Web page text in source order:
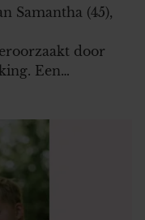
Samantha (45),
door
Een
is.